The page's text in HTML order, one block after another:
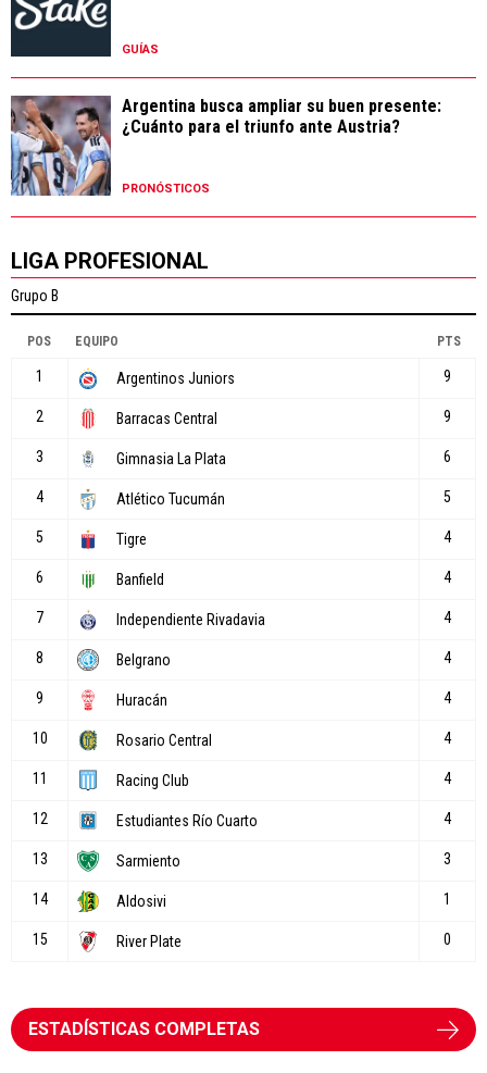
GUÍAS
Argentina busca ampliar su buen presente:
¿Cuánto para el triunfo ante Austria?
PRONÓSTICOS
LIGA PROFESIONAL
ESTADÍSTICAS COMPLETAS